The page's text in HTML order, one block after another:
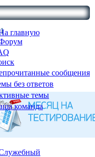
главную
сообщения
без ответов
темы
команда